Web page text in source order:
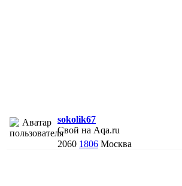
sokolik67
Свой на Aqa.ru
2060 1806 Москва